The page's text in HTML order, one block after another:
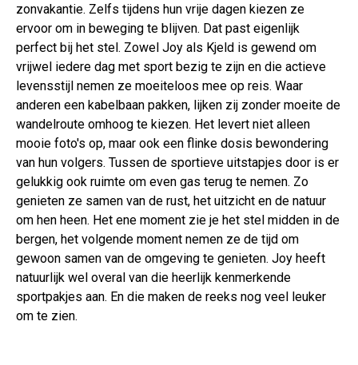
zonvakantie. Zelfs tijdens hun vrije dagen kiezen ze
ervoor om in beweging te blijven. Dat past eigenlijk
perfect bij het stel. Zowel Joy als Kjeld is gewend om
vrijwel iedere dag met sport bezig te zijn en die actieve
levensstijl nemen ze moeiteloos mee op reis. Waar
anderen een kabelbaan pakken, lijken zij zonder moeite de
wandelroute omhoog te kiezen. Het levert niet alleen
mooie foto's op, maar ook een flinke dosis bewondering
van hun volgers. Tussen de sportieve uitstapjes door is er
gelukkig ook ruimte om even gas terug te nemen. Zo
genieten ze samen van de rust, het uitzicht en de natuur
om hen heen. Het ene moment zie je het stel midden in de
bergen, het volgende moment nemen ze de tijd om
gewoon samen van de omgeving te genieten. Joy heeft
natuurlijk wel overal van die heerlijk kenmerkende
sportpakjes aan. En die maken de reeks nog veel leuker
om te zien.